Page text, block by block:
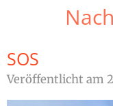
SOS
Veröffentlicht am